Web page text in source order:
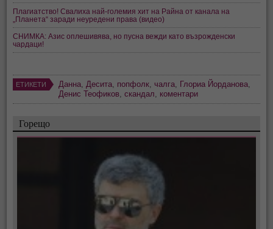
Плагиатство! Свалиха най-големия хит на Райна от канала на
„Планета“ заради неуредени права (видео)
СНИМКА: Азис оплешивява, но пусна вежди като възрожденски
чардаци!
ЕТИКЕТИ Данна,Десита, попфолк, чалга, Глориа Йорданова,
Денис Теофиков,скандал, коментари
Горещо